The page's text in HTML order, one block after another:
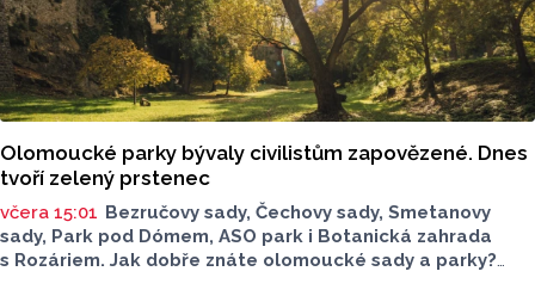
Olomoucké parky bývaly civilistům zapovězené. Dnes
tvoří zelený prstenec
včera 15:01 Bezručovy sady, Čechovy sady, Smetanovy
sady, Park pod Dómem, ASO park i Botanická zahrada
s Rozáriem. Jak dobře znáte olomoucké sady a parky?